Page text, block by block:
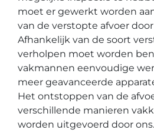
moet er gewerkt worden
van de verstopte afvoer
Afhankelijk van de soort
verholpen moet worden
vakmannen eenvoudige
meer geavanceerde
Het ontstoppen van de
verschillende manieren
worden uitgevoerd door ons.